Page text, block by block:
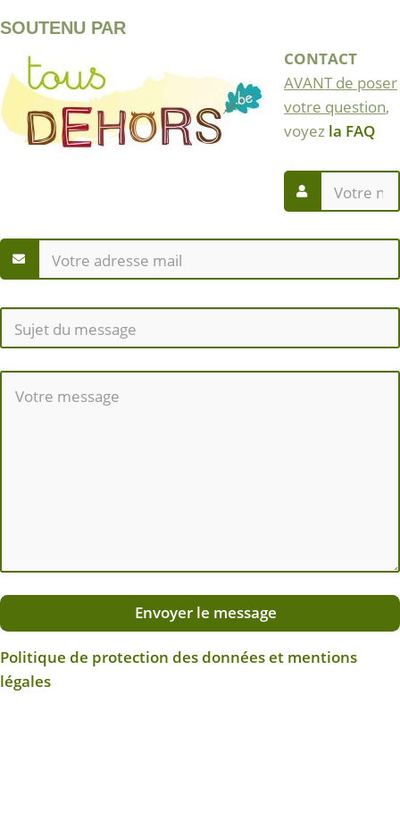
SOUTENU PAR
CONTACT
AVANT de poser
votre question,
voyez la FAQ
Envoyer le message
Politique de protection des données et mentions
légales